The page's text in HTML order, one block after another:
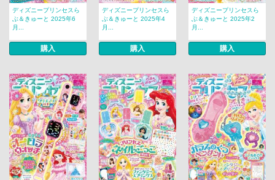
ディズニープリンセスら
ぶ＆きゅーと 2025年6
月...
購入
ディズニープリンセスら
ぶ＆きゅーと 2025年4
月...
購入
ディズニープリンセスら
ぶ＆きゅーと 2025年2
月...
購入